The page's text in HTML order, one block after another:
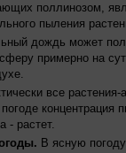
поллинозом,
пыления
дождь может
примерно на
все
- растет.
В ясную